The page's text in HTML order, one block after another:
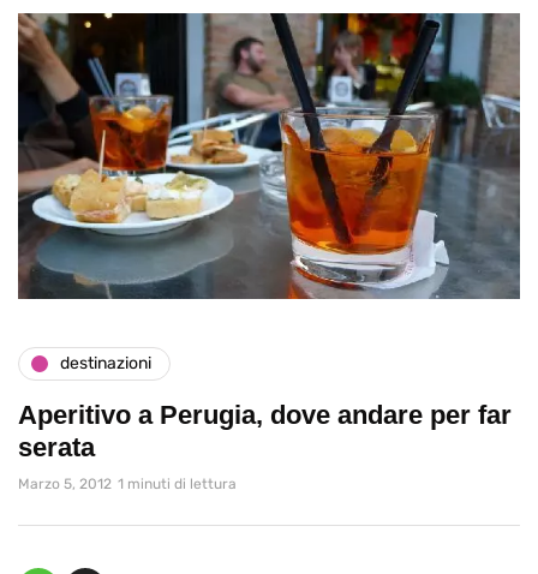
destinazioni
Aperitivo a Perugia, dove andare per far
serata
Marzo 5, 2012 1 minuti di lettura